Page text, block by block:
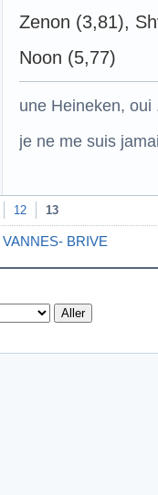
Zenon (3,81),
Noon (5,77)
une Heineken,
je ne me suis
12 13
VANNES- BRIVE